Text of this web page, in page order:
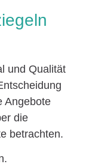
und Qualität
Angebote
die
betrachten.